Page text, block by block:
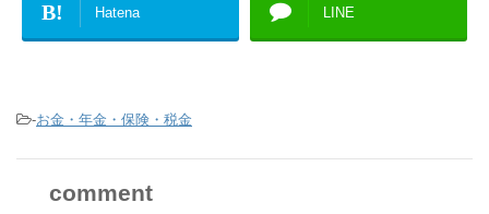
B! Hatena LINE
-お金・年金・保険・税金
comment